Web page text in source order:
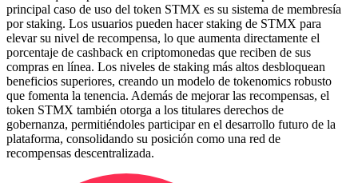
principal caso de uso del token STMX es su sistema de membresía
por staking. Los usuarios pueden hacer staking de STMX para
elevar su nivel de recompensa, lo que aumenta directamente el
porcentaje de cashback en criptomonedas que reciben de sus
compras en línea. Los niveles de staking más altos desbloquean
beneficios superiores, creando un modelo de tokenomics robusto
que fomenta la tenencia. Además de mejorar las recompensas, el
token STMX también otorga a los titulares derechos de
gobernanza, permitiéndoles participar en el desarrollo futuro de la
plataforma, consolidando su posición como una red de
recompensas descentralizada.